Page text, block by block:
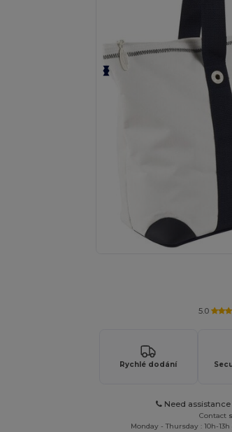
5.0
Rychlé dodání
Need
Contact
Monday - Thursday : 10h-